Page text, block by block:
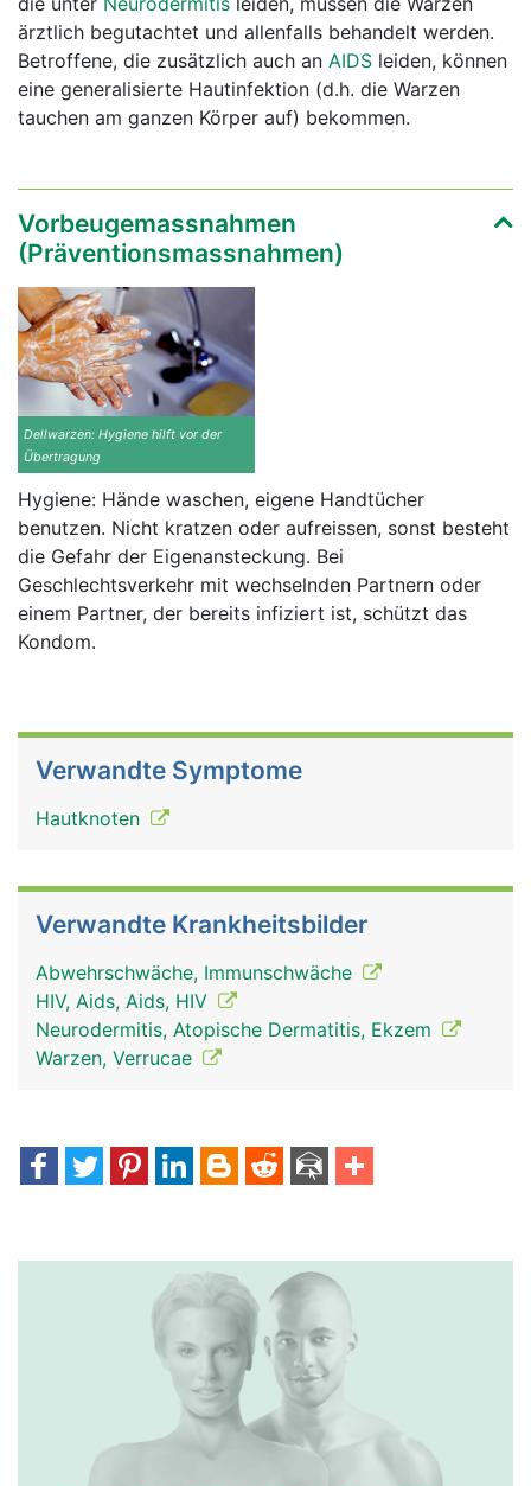
ärztlich begutachtet und allenfalls behandelt werden.
Betroffene, die zusätzlich auch an AIDS leiden, können
eine generalisierte Hautinfektion (d.h. die Warzen
tauchen am ganzen Körper auf) bekommen.
Vorbeugemassnahmen
(Präventionsmassnahmen)
Dellwarzen: Hygiene hilft vor der
Übertragung
Hygiene: Hände waschen, eigene Handtücher
benutzen. Nicht kratzen oder aufreissen, sonst besteht
die Gefahr der Eigenansteckung. Bei
Geschlechtsverkehr mit wechselnden Partnern oder
einem Partner, der bereits infiziert ist, schützt das
Kondom.
Verwandte Symptome
Hautknoten
Verwandte Krankheitsbilder
Abwehrschwäche, Immunschwäche
HIV, Aids, Aids, HIV
Neurodermitis, Atopische Dermatitis, Ekzem
Warzen, Verrucae